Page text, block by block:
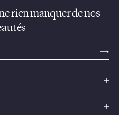
rien manquer de nos